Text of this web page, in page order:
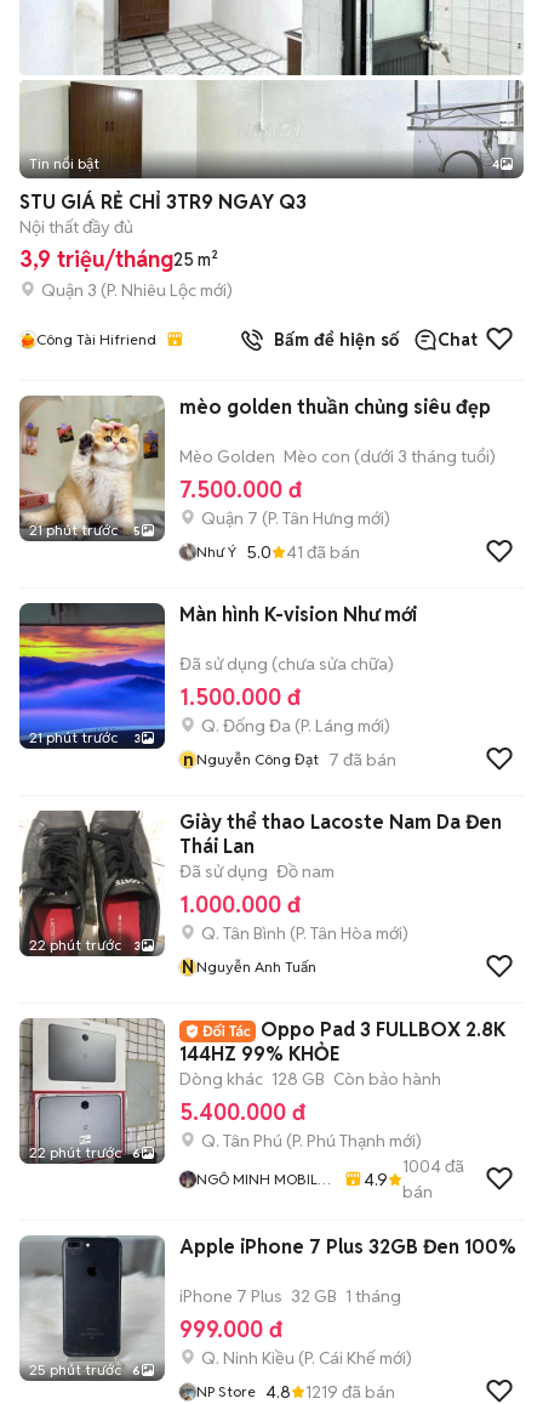
Tin nổi bật 4
STU GIÁ RẺ CHỈ 3TR9 NGAY Q3
Nội thất đầy đủ
3,9 triệu/tháng25 m²
Quận 3 (P. Nhiêu Lộc mới)
Công Tài Hifriend Bấm để hiện số Chat
21 phút trước 5
mèo golden thuần chủng siêu đẹp
Mèo Golden Mèo con (dưới 3 tháng tuổi)
7.500.000 đ
Quận 7 (P. Tân Hưng mới)
Như Ý 5.0 41 đã bán
21 phút trước 3
Màn hình K-vision Như mới
Đã sử dụng (chưa sửa chữa)
1.500.000 đ
Q. Đống Đa (P. Láng mới)
nNguyễn Công Đạt 7 đã bán
22 phút trước 3
Giày thể thao Lacoste Nam Da Đen
Thái Lan
Đã sử dụng Đồ nam
1.000.000 đ
Q. Tân Bình (P. Tân Hòa mới)
NNguyễn Anh Tuấn
22 phút trước 6
Oppo Pad 3 FULLBOX 2.8K
144HZ 99% KHỎE
Dòng khác 128 GB Còn bảo hành
5.400.000 đ
Q. Tân Phú (P. Phú Thạnh mới)
NGÔ MINH MOBILE
4.9
1004đã
bán
25 phút trước 6
Apple iPhone 7 Plus 32GB Đen 100%
iPhone 7 Plus 32 GB 1 tháng
999.000 đ
Q. Ninh Kiều (P. Cái Khế mới)
NP Store 4.8 1219 đã bán